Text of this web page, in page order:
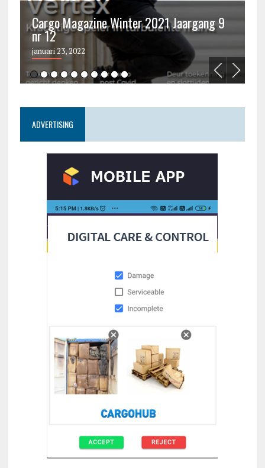
Cargo Magazine Winter 2021 Jaargang 9
nr 12
januari 23, 2022
ADVERTISING